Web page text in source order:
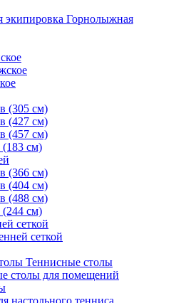
Горнолыжная
(305 см)
(427 см)
(457 см)
(183 см)
(366 см)
(404 см)
(488 см)
(244 см)
сеткой
сеткой
Теннисные столы
столы для помещений
настольного тенниса